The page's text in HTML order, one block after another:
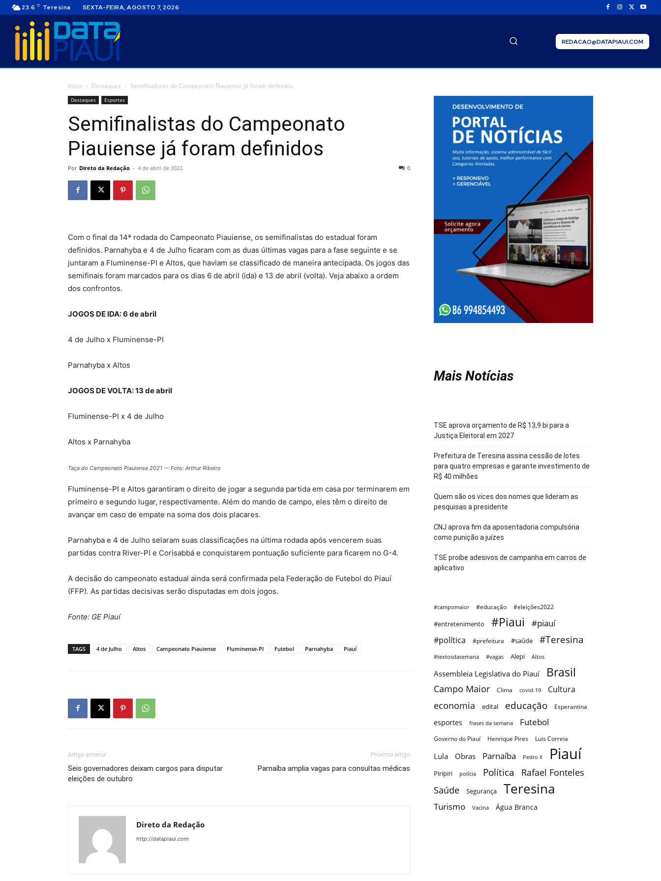
23.6 C Teresina SEXTA-FEIRA, AGOSTO 7, 2026
REDACAO@DATAPIAUI.COM
Início Destaques Semifinalistas do Campeonato Piauiense já foram definidos
Destaques Esportes
Semifinalistas do Campeonato
Piauiense já foram definidos
Por Direto da Redação - 4 de abril de 2022 0
Com o final da 14ª rodada do Campeonato Piauiense, os semifinalistas do estadual foram
definidos. Parnahyba e 4 de Julho ficaram com as duas últimas vagas para a fase seguinte e se
juntaram a Fluminense-PI e Altos, que haviam se classificado de maneira antecipada. Os jogos das
semifinais foram marcados para os dias 6 de abril (ida) e 13 de abril (volta). Veja abaixo a ordem
dos confrontos.
JOGOS DE IDA: 6 de abril
4 de Julho x Fluminense-PI
Parnahyba x Altos
JOGOS DE VOLTA: 13 de abril
Fluminense-PI x 4 de Julho
Altos x Parnahyba
Taça do Campeonato Piauiense 2021 — Foto: Arthur Ribeiro
Fluminense-PI e Altos garantiram o direito de jogar a segunda partida em casa por terminarem em
primeiro e segundo lugar, respectivamente. Além do mando de campo, eles têm o direito de
avançar em caso de empate na soma dos dois placares.
Parnahyba e 4 de Julho selaram suas classificações na última rodada após vencerem suas
partidas contra River-PI e Corisabbá e conquistarem pontuação suficiente para ficarem no G-4.
A decisão do campeonato estadual ainda será confirmada pela Federação de Futebol do Piauí
(FFP). As partidas decisivas serão disputadas em dois jogos.
Fonte: GE Piauí
TAGS 4 de Julho Altos Campeonato Piauiense Fluminense-PI Futebol Parnahyba Piauí
Artigo anterior
Seis governadores deixam cargos para disputar
eleições de outubro
Próximo artigo
Parnaíba amplia vagas para consultas médicas
Direto da Redação
http://datapiaui.com
Mais Notícias
TSE aprova orçamento de R$ 13,9 bi para a
Justiça Eleitoral em 2027
Prefeitura de Teresina assina cessão de lotes
para quatro empresas e garante investimento de
R$ 40 milhões
Quem são os vices dos nomes que lideram as
pesquisas a presidente
CNJ aprova fim da aposentadoria compulsória
como punição a juízes
TSE proíbe adesivos de campanha em carros de
aplicativo
#campomaior #educação #eleições2022
#entretenimento #Piaui #piauí
#política #prefeitura #saúde #Teresina
#textosdasemana #vagas Alepi Altos
Assembleia Legislativa do Piauí Brasil
Campo Maior Clima covid-19 Cultura
economia edital educação Esperantina
esportes frases da semana Futebol
Governo do Piauí Henrique Pires Luis Correia
Lula Obras Parnaíba Pedro II Piauí
Piripiri polícia Política Rafael Fonteles
Saúde Segurança Teresina
Turismo Vacina Água Branca